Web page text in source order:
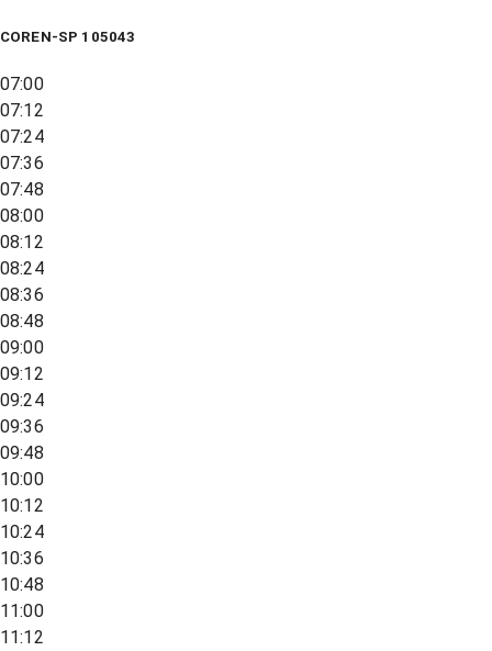
COREN-SP 105043
07:00
07:12
07:24
07:36
07:48
08:00
08:12
08:24
08:36
08:48
09:00
09:12
09:24
09:36
09:48
10:00
10:12
10:24
10:36
10:48
11:00
11:12